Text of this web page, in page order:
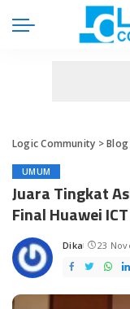
Logic Community >Blog
UMUM
Juara Tingkat
Final Huawei
Posted
by
Dika 23